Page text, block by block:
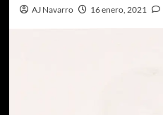
AJ Navarro 16 enero, 2021